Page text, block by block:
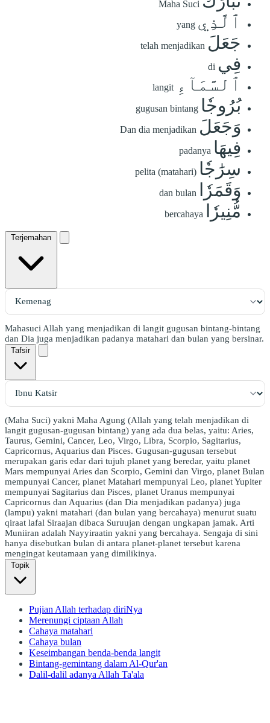
Maha Suci
ٱلَّذِي yang
جَعَلَ telah menjadikan
فِي di
ٱلسَّمَآءِ langit
بُرُوجٗا gugusan bintang
وَجَعَلَ Dan dia menjadikan
فِيهَا padanya
سِرَٰجٗا pelita (matahari)
وَقَمَرٗا dan bulan
مُّنِيرٗا bercahaya
Terjemahan
Mahasuci Allah yang menjadikan di langit gugusan bintang-bintang
dan Dia juga menjadikan padanya matahari dan bulan yang bersinar.
Tafsir
(Maha Suci) yakni Maha Agung (Allah yang telah menjadikan di
langit gugusan-gugusan bintang) yang ada dua belas, yaitu: Aries,
Taurus, Gemini, Cancer, Leo, Virgo, Libra, Scorpio, Sagitarius,
Capricornus, Aquarius dan Pisces. Gugusan-gugusan tersebut
merupakan garis edar dari tujuh planet yang beredar, yaitu planet
Mars mempunyai Aries dan Scorpio, Gemini dan Virgo, planet Bulan
mempunyai Cancer, planet Matahari mempunyai Leo, planet Yupiter
mempunyai Sagitarius dan Pisces, planet Uranus mempunyai
Capricornus dan Aquarius (dan Dia menjadikan padanya) juga
(lampu) yakni matahari (dan bulan yang bercahaya) menurut suatu
qiraat lafal Siraajan dibaca Suruujan dengan ungkapan jamak. Arti
Muniiran adalah Nayyiraatin yakni yang bercahaya. Sengaja di sini
hanya disebutkan bulan di antara planet-planet tersebut karena
mengingat keutamaan yang dimilikinya.
Topik
Pujian Allah terhadap diriNya
Merenungi ciptaan Allah
Cahaya matahari
Cahaya bulan
Keseimbangan benda-benda langit
Bintang-gemintang dalam Al-Qur'an
Dalil-dalil adanya Allah Ta'ala